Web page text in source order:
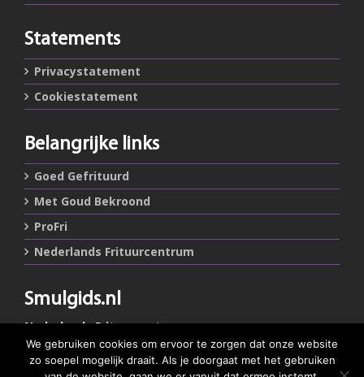
Statements
Privacystatement
Cookiestatement
Belangrijke links
Goed Gefrituurd
Met Goud Bekroond
ProFri
Nederlands Frituurcentrum
Smulgids.nl
Nederlands Frituurcentrum
Blaarthemseweg 72
5502 JW Veldhoven
We gebruiken cookies om ervoor te zorgen dat onze website
zo soepel mogelijk draait. Als je doorgaat met het gebruiken